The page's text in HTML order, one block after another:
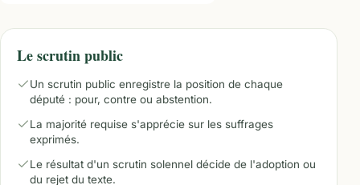
Le scrutin public
Un scrutin public enregistre la position de chaque
député : pour, contre ou abstention.
La majorité requise s'apprécie sur les suffrages
exprimés.
Le résultat d'un scrutin solennel décide de l'adoption ou
du rejet du texte.